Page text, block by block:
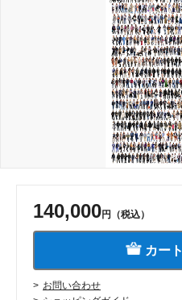
140,000円（税込）
カー
お問い合わせ